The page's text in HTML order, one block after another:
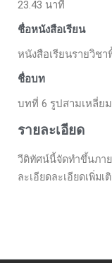
23.43 นาที
ชื่อหนังสือเรียน
หนังสือเรียนรายวิช
ชื่อบท
บทที่ 6 รูปสามเหลี่ยม
รายละเอียด
วีดิทัศน์นี้จัดทำขึ้นภาย
ละเอียดละเอียดเพิ่มเ